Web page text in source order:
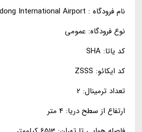
نام فرودگاه : Shanghai Pudong International Airport
نوع فرودگاه: عمومی
کد یاتا: SHA
کد ایکائو: ZSSS
تعداد ترمینال: 2
ارتفاع از سطح دریا: 4 متر